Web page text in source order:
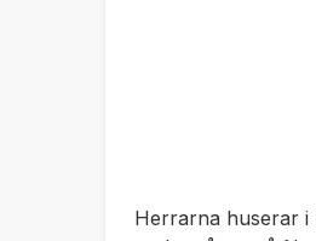
Herrarna huserar i